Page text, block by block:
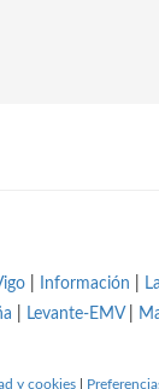
Información
Levante-EMV|
y cookies